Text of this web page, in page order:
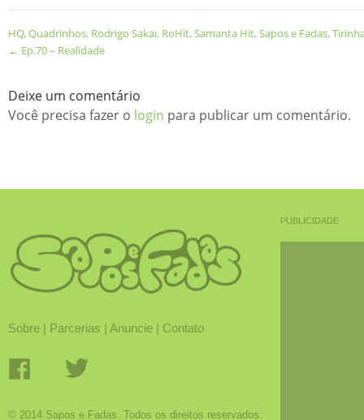
HQ,Quadrinhos, Rodrigo Sakai, RoHit,Samanta Hit,Sapos e Fadas,
← Ep.70 – Realidade
Deixe um comentário
Você precisa fazer o login para publicar um comentário.
Sobre | Parcerias | Anuncie | Contato
© 2014 Sapos e Fadas. Todos os direitos reservados.
PUBLICIDADE